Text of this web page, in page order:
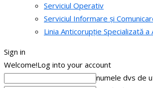
Serviciul Operativ
Serviciul Informare și
Linia Anticorupție Specializată a
Sign in
Welcome!Log into your account
numele dvs de